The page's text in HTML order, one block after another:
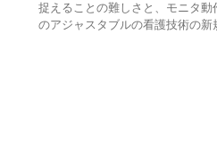
捉えることの難しさと、モニタ
のアジャスタブルの看護技術の新